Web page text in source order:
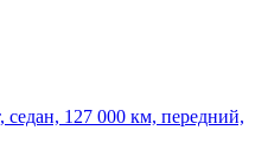
седан, 127 000 км, передний,